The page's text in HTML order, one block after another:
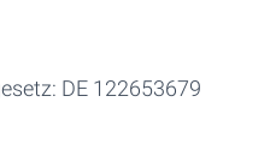
DE 122653679